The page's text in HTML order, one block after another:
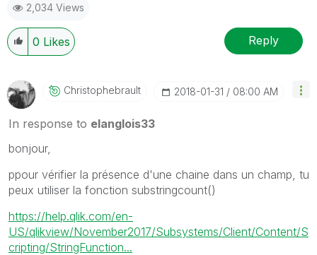
2,034 Views
0 Likes Reply
ChristophebraulT ‎2018-01-31 08:00 AM
In response to elanglois33
bonjour,
ppour vérifier la présence d'une chaine dans un champ, tu
peux utiliser la fonction substringcount()
https://help.qlik.com/en-
US/qlikview/November2017/Subsystems/Client/Content/S
cripting/StringFunction...